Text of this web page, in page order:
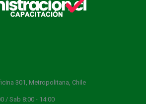
301, Metropolitana, Chile
/ Sab 8:00 - 14:00